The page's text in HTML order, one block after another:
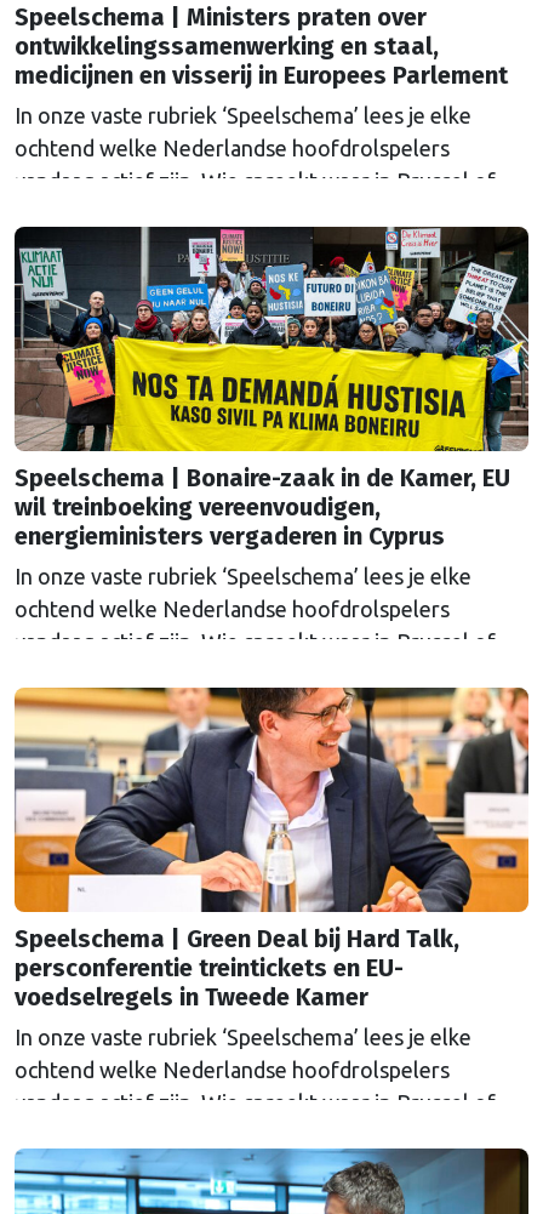
Speelschema | Ministers praten over
ontwikkelingssamenwerking en staal,
medicijnen en visserij in Europees Parlement
In onze vaste rubriek ‘Speelschema’ lees je elke
ochtend welke Nederlandse hoofdrolspelers
vandaag actief zijn. Wie spreekt waar in Brussel of
agenda?
Speelschema | Bonaire-zaak in de Kamer, EU
wil treinboeking vereenvoudigen,
energieministers vergaderen in Cyprus
In onze vaste rubriek ‘Speelschema’ lees je elke
ochtend welke Nederlandse hoofdrolspelers
vandaag actief zijn. Wie spreekt waar in Brussel of
agenda?
Speelschema | Green Deal bij Hard Talk,
persconferentie treintickets en EU-
voedselregels in Tweede Kamer
In onze vaste rubriek ‘Speelschema’ lees je elke
ochtend welke Nederlandse hoofdrolspelers
vandaag actief zijn. Wie spreekt waar in Brussel of
agenda?